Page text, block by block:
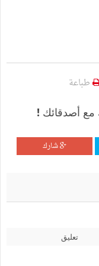
طباعة
مع أصدقائك !
شارك
تعليق